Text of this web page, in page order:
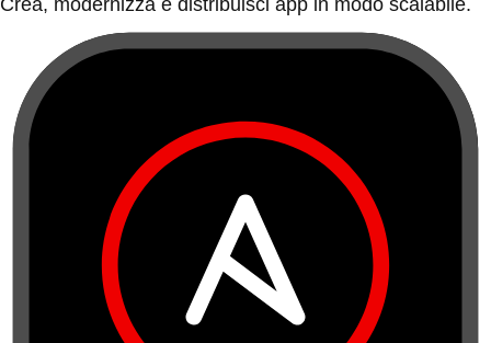
Crea, modernizza e distribuisci app in modo scalabile.